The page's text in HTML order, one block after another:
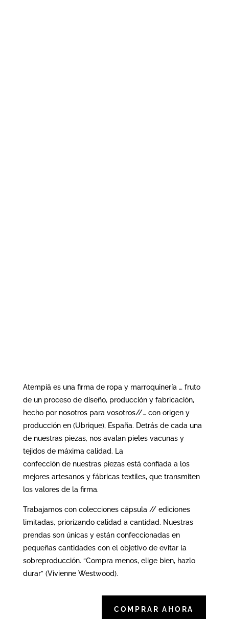
Atempiā es una firma de ropa y marroquinería … fruto
de un proceso de diseño, producción y fabricación,
hecho por nosotros para vosotros//… con origen y
producción en (Ubrique), España. Detrás de cada una
de nuestras piezas, nos avalan pieles vacunas y
tejidos de máxima calidad. La
confección de nuestras piezas está confiada a los
mejores artesanos y fábricas textiles, que transmiten
los valores de la firma.
Trabajamos con colecciones cápsula // ediciones
limitadas, priorizando calidad a cantidad. Nuestras
prendas son únicas y están confeccionadas en
pequeñas cantidades con el objetivo de evitar la
sobreproducción. “Compra menos, elige bien, hazlo
durar” (Vivienne Westwood).
COMPRAR AHORA